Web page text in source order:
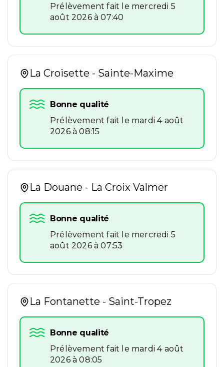
Prélèvement fait le mercredi 5
août 2026 à 07:40
La Croisette - Sainte-Maxime
Bonne qualité
Prélèvement fait le mardi 4 août
2026 à 08:15
La Douane - La Croix Valmer
Bonne qualité
Prélèvement fait le mercredi 5
août 2026 à 07:53
La Fontanette - Saint-Tropez
Bonne qualité
Prélèvement fait le mardi 4 août
2026 à 08:05